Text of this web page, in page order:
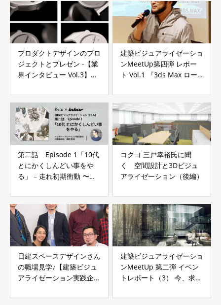
プロダクトデザインのプロ
ジェクトとプレゼン -【業
界インタビュー Vol.3】黒
建築ビジュアライゼーショ
ンMeetUp第四弾 レポー
ト Vol.1 『3ds Max ロー
イゼーションの現状』
第二話 Episode 1「10代
とにかくしんどい事をや
る」 – 走れ初期衝動 〜好
に〜
コクヨ 三戸幸裕氏に聞
く 空間設計と3Dビジュ
アライゼーション（後編）
日建スペースデザインさん
の職場見学♪【建築ビジュ
アライゼーション実践企業
雄太さん（株式会社日建ス
建築ビジュアライゼーショ
ンMeetUp 第二弾 イベン
トレポート（3） 今、求め
ーション（後半）